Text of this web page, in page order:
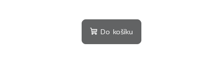
hodnocení
produktu
Do košíku